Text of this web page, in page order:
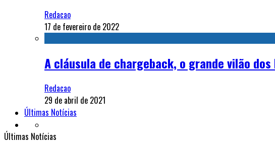
Redacao
17 de fevereiro de 2022
A cláusula de chargeback, o grande vilão
Redacao
29 de abril de 2021
Últimas Notícias
Últimas Notícias